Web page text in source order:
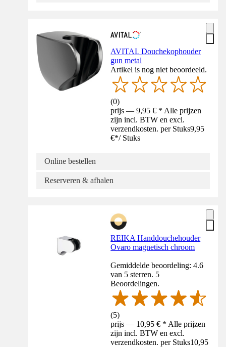
AVITAL Douchekophouder
gun metal
Artikel is nog niet beoordeeld.
(0)
prijs — 9,95 € * Alle prijzen
zijn incl. BTW en excl.
verzendkosten. per Stuks9,95
€*/ Stuks
Online bestellen
Reserveren & afhalen
REIKA Handdouchehouder
Ovaro magnetisch chroom
Gemiddelde beoordeling: 4.6
van 5 sterren. 5
Beoordelingen.
(5)
prijs — 10,95 € * Alle prijzen
zijn incl. BTW en excl.
verzendkosten. per Stuks10,95